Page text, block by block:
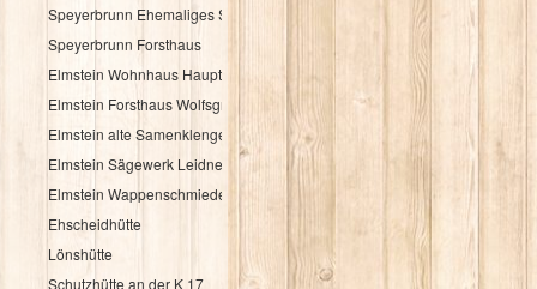
Speyerbrunn Ehemaliges Schulhaus
Speyerbrunn Forsthaus
Elmstein Wohnhaus Hauptstraße 48
Elmstein Forsthaus Wolfsgrube
Elmstein alte Samenklenge
Elmstein Sägewerk Leidner
Elmstein Wappenschmiede
Ehscheidhütte
Lönshütte
Schutzhütte an der K 17